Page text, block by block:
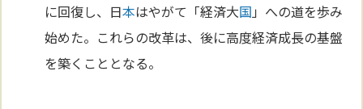
に回復し、日本はやがて「経済大国 」への道を歩み
始めた。これらの改革は、後に高度経済成長の基盤
を築くこととなる。